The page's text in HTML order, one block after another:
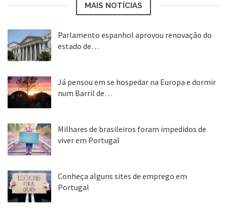
MAIS NOTÍCIAS
Parlamento espanhol aprovou renovação do
estado de…
Já pensou em se hospedar na Europa e dormir
num Barril de…
Milhares de brasileiros foram impedidos de
viver em Portugal
Conheça alguns sites de emprego em
Portugal